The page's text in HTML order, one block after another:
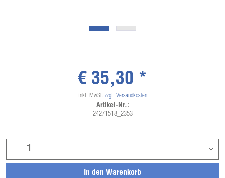
In den Warenkorb
€ 35,30 *
inkl. MwSt. zzgl. Versandkosten
Artikel-Nr.:
24271518_2353